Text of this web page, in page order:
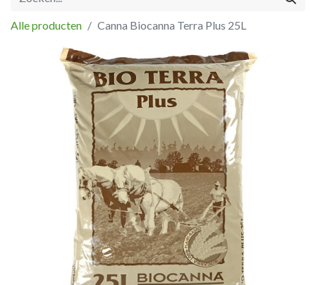
Alle producten Canna Biocanna Terra Plus 25L